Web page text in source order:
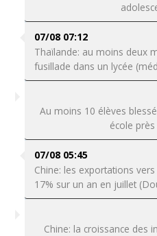
07/08 07:12
Thaïlande: au moins deux
fusillade dans un lycée
Au moins 10 élèves
école
07/08 05:45
Chine: les exportations
17% sur un an en juillet
Chine: la croissance des